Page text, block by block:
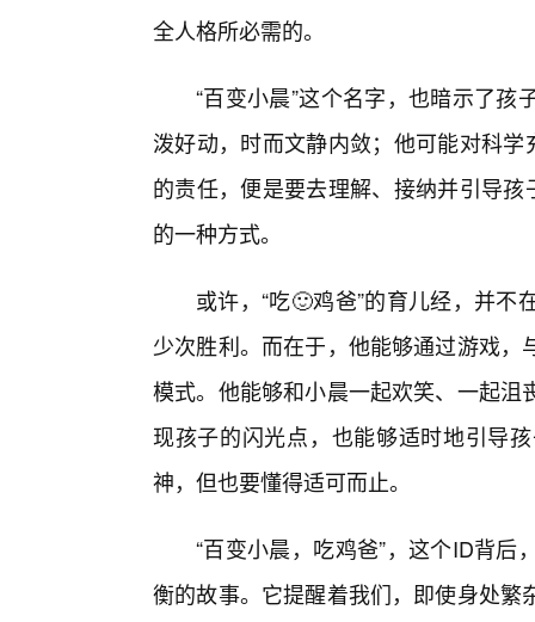
全人格所必需的。
“百变小晨”这个名字，也暗示了
泼好动，时而文静内敛；他可能对科
的责任，便是要去理解、接纳并引导
的一种方式。
或许，“吃🙂鸡爸”的育儿经，并
少次胜利。而在于，他能够通过游戏
模式。他能够和小晨一起欢笑、一起
现孩子的闪光点，也能够适时地引导
神，但也要懂得适可而止。
“百变小晨，吃鸡爸”，这个ID背
衡的故事。它提醒着我们，即使身处